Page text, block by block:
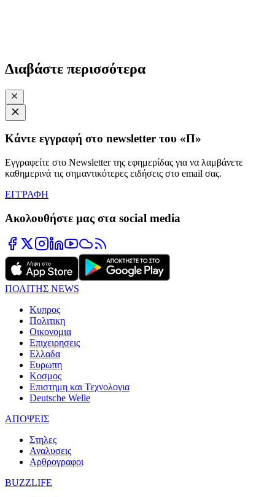
Διαβάστε περισσότερα
Κάντε εγγραφή στο newsletter του «Π»
Εγγραφείτε στο Newsletter της εφημερίδας για να λαμβάνετε
καθημερινά τις σημαντικότερες ειδήσεις στο email σας.
ΕΓΓΡΑΦΗ
Ακολουθήστε μας στα social media
ΠΟΛΙΤΗΣ NEWS
Κυπρος
Πολιτικη
Οικονομια
Επιχειρησεις
Ελλαδα
Ευρωπη
Κοσμος
Επιστημη και Τεχνολογια
Deutsche Welle
ΑΠΟΨΕΙΣ
Στηλες
Αναλυσεις
Αρθρογραφοι
BUZZLIFE